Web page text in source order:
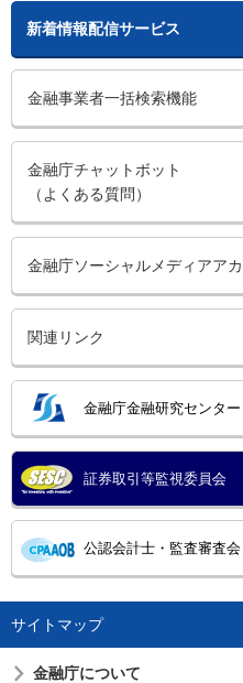
新着情報配信サービス
金融事業者一括検索機能
金融庁チャットボット
（よくある質問）
金融庁ソーシャルメディアア
関連リンク
金融庁金融研究センター
証券取引等監視委員会
公認会計士・監査審査会
サイトマップ
金融庁について